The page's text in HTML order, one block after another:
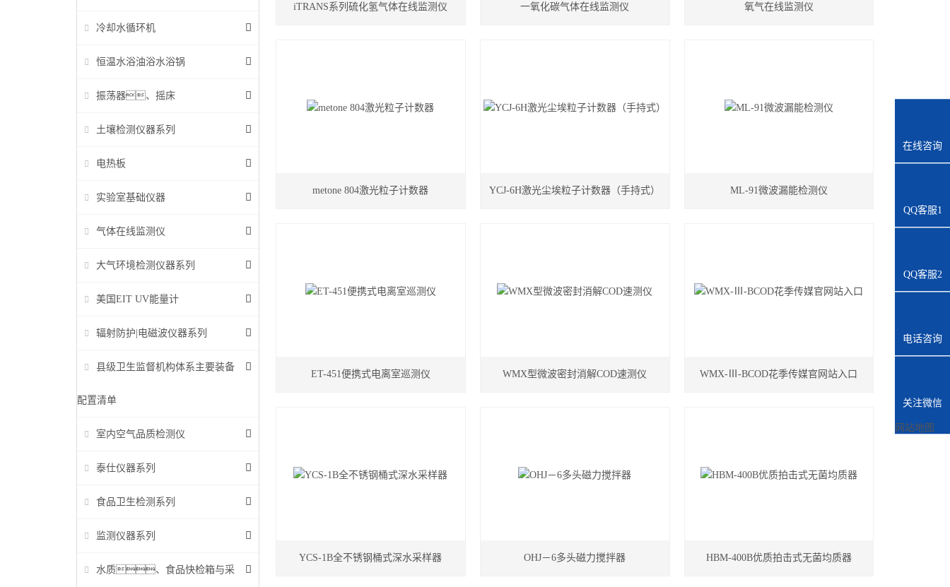
冷却水循环机
恒温水浴油浴水浴锅
振荡器、摇床
土壤检测仪器系列
电热板
实验室基础仪器
气体在线监测仪
大气环境检测仪器系列
美国EIT UV能量计
辐射防护|电磁波仪器系列
县级卫生监督机构体系主要装备
配置清单
室内空气品质检测仪
泰仕仪器系列
食品卫生检测系列
监测仪器系列
水质、食品快检箱与采
iTRANS系列硫化氢气体在线监测仪 一氧化碳气体在线监测仪 氧气在线监测仪
metone 804激光粒子计数器 YCJ-6H激光尘埃粒子计数器（手持式） ML-91微波漏能检测仪
ET-451便携式电离室巡测仪 WMX型微波密封消解COD速测仪 WMX-Ⅲ-BCOD花季传媒官网站入口
YCS-1B全不锈钢桶式深水采样器 OHJ－6多头磁力搅拌器 HBM-400B优质拍击式无菌均质器
在线咨询
QQ客服1
QQ客服2
电话咨询
关注微信
网站地图